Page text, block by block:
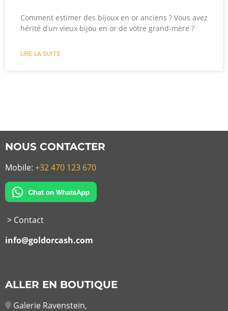
Comment estimer des bijoux en or anciens ? Vous avez
hérité d’un vieux bijou en or de votre grand-mère ?
LIRE LA SUITE
NOUS CONTACTER
Mobile: +32 470 123 670
> Contact
info@goldorcash.com
ALLER EN BOUTIQUE
Galerie Ravenstein,